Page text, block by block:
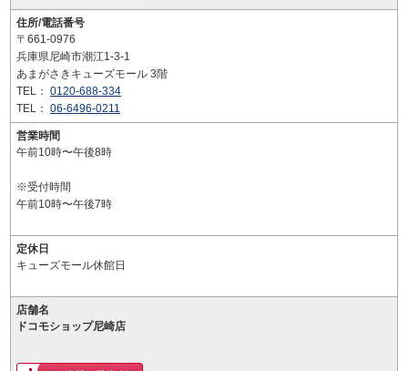
住所/電話番号
〒661-0976
兵庫県尼崎市潮江1-3-1
あまがさきキューズモール 3階
TEL： 0120-688-334
TEL： 06-6496-0211
営業時間
午前10時〜午後8時
※受付時間
午前10時〜午後7時
定休日
キューズモール休館日
店舗名
ドコモショップ尼崎店